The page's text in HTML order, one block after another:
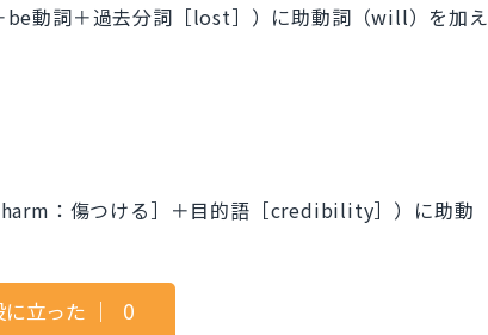
動詞＋過去分詞［lost］）に助動詞（will）を加え
：傷つける］＋目的語［credibility］）に助動
に立った ｜ 0